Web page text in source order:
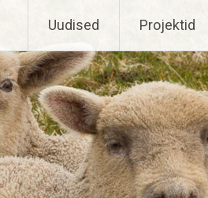
Uudised Projektid